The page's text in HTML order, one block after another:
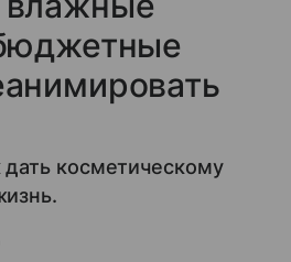
косметическому